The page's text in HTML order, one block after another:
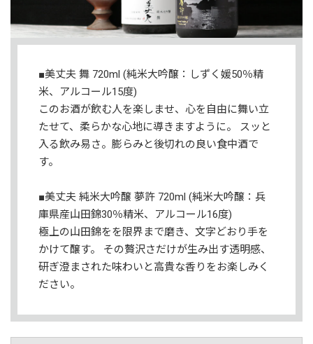
■美丈夫 舞 720ml (純米大吟醸：しずく媛50％精
米、アルコール15度)
このお酒が飲む人を楽しませ、心を自由に舞い立
たせて、柔らかな心地に導きますように。 スッと
入る飲み易さ。膨らみと後切れの良い食中酒で
す。
■美丈夫 純米大吟醸 夢許 720ml (純米大吟醸：兵
庫県産山田錦30％精米、アルコール16度)
極上の山田錦をを限界まで磨き、文字どおり手を
かけて醸す。 その贅沢さだけが生み出す透明感、
研ぎ澄まされた味わいと高貴な香りをお楽しみく
ださい。